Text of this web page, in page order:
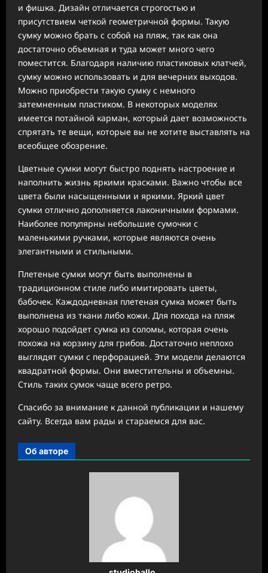
и фишка. Дизайн отличается строгостью и
присутствием четкой геометричной формы. Такую
сумку можно брать с собой на пляж, так как она
достаточно объемная и туда может много чего
поместится. Благодаря наличию пластиковых клатчей,
сумку можно использовать и для вечерних выходов.
Можно приобрести такую сумку с немного
затемненным пластиком. В некоторых моделях
имеется потайной карман, который дает возможность
спрятать те вещи, которые вы не хотите выставлять на
всеобщее обозрение.
Цветные сумки могут быстро поднять настроение и
наполнить жизнь яркими красками. Важно чтобы все
цвета были насыщенными и яркими. Яркий цвет
сумки отлично дополняется лаконичными формами.
Наиболее популярны небольшие сумочки с
маленькими ручками, которые являются очень
элегантными и стильными.
Плетеные сумки могут быть выполнены в
традиционном стиле либо имитировать цветы,
бабочек. Каждодневная плетеная сумка может быть
выполнена из ткани либо кожи. Для похода на пляж
хорошо подойдет сумка из соломы, которая очень
похожа на корзину для грибов. Достаточно неплохо
выглядят сумки с перфорацией. Эти модели делаются
квадратной формы. Они вместительны и объемны.
Стиль таких сумок чаще всего ретро.
Спасибо за внимание к данной публикации и нашему
сайту. Всегда вам рады и стараемся для вас.
Об авторе